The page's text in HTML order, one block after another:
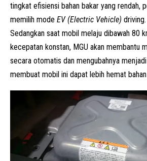
tingkat efisiensi bahan bakar yang rendah,
memilih mode EV (Electric Vehicle) driving.
Sedangkan saat mobil melaju dibawah 80
kecepatan konstan, MGU akan membantu
secara otomatis dan mengubahnya menjadi
membuat mobil ini dapat lebih hemat bahan